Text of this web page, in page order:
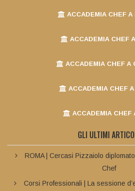
ACCADEMIA CHEF A
ACCADEMIA CHEF
ACCADEMIA CHEF A
ACCADEMIA CHEF
ACCADEMIA CHEF
GLI ULTIMI
ROMA | Cercasi Pizzaiolo
Chef
Corsi Professionali | La sessione